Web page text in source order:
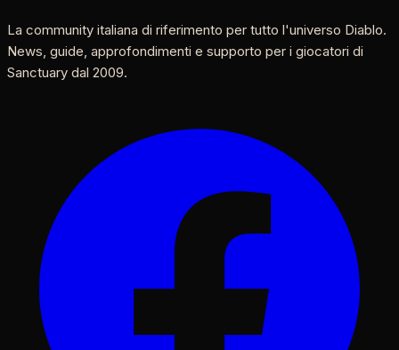
La community italiana di riferimento per tutto l'universo Diablo.
News, guide, approfondimenti e supporto per i giocatori di
Sanctuary dal 2009.